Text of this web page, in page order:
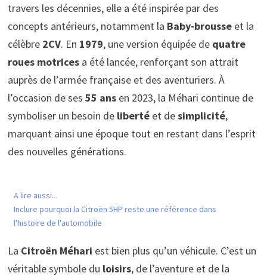
travers les décennies, elle a été inspirée par des
concepts antérieurs, notamment la Baby-brousseet la
célèbre 2CV. En 1979, une version équipée de quatre
roues motricesa été lancée, renforçant son attrait
auprès de l’armée française et des aventuriers. À
l’occasion de ses 55 ansen 2023, la Méhari continue de
symboliser un besoin de libertéet desimplicité,
marquant ainsi une époque tout en restant dans l’esprit
des nouvelles générations.
A lire aussi...
Inclure pourquoi la Citroën 5HP reste une référence dans
l'histoire de l'automobile
La Citroën Méhari est bien plus qu’un véhicule. C’est un
véritable symbole du loisirs, de l’aventure et de la